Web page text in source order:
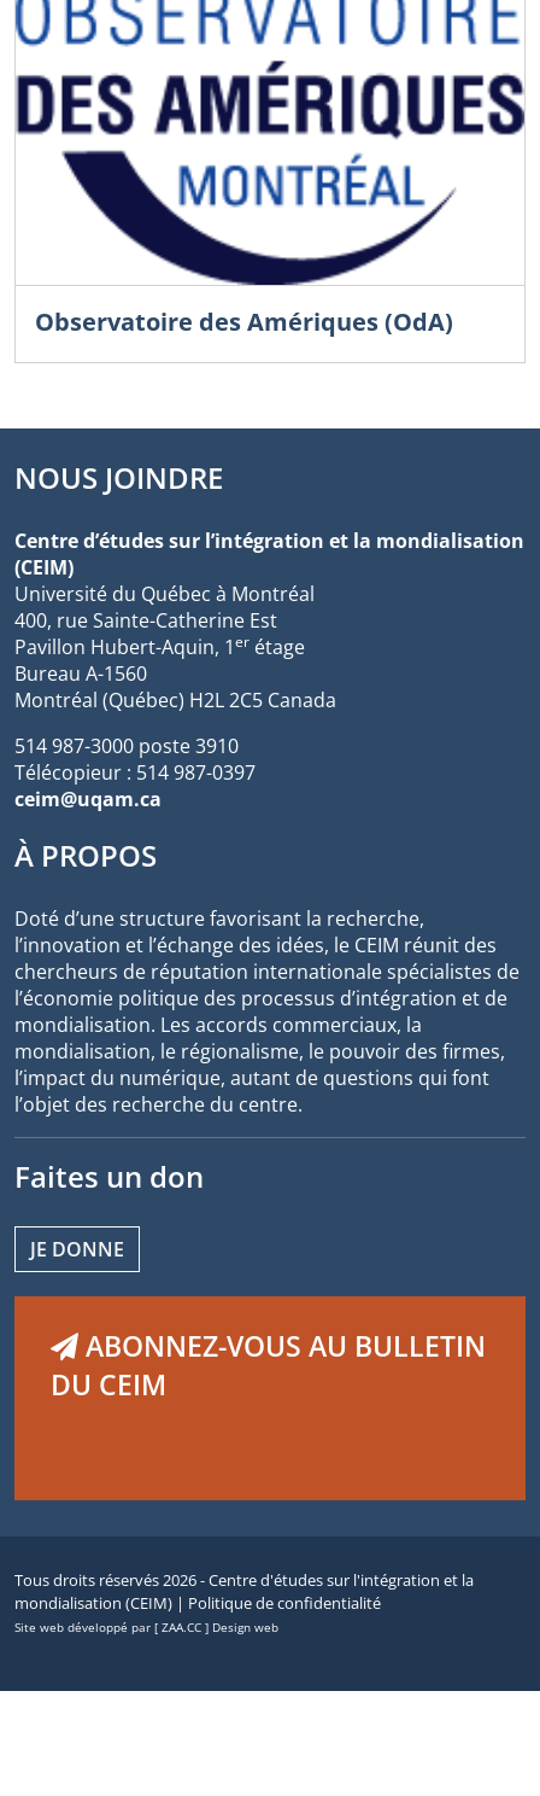
Observatoire des Amériques (OdA)
NOUS JOINDRE
Centre d’études sur l’intégration et la mondialisation
(CEIM)
Université du Québec à Montréal
400, rue Sainte-Catherine Est
Pavillon Hubert-Aquin, 1er étage
Bureau A-1560
Montréal (Québec) H2L 2C5 Canada
514 987-3000 poste 3910
Télécopieur : 514 987-0397
ceim@uqam.ca
À PROPOS
Doté d’une structure favorisant la recherche,
l’innovation et l’échange des idées, le CEIM réunit des
chercheurs de réputation internationale spécialistes de
l’économie politique des processus d’intégration et de
mondialisation. Les accords commerciaux, la
mondialisation, le régionalisme, le pouvoir des firmes,
l’impact du numérique, autant de questions qui font
l’objet des recherche du centre.
Faites un don
JE DONNE
ABONNEZ-VOUS AU BULLETIN
DU CEIM
Tous droits réservés 2026 - Centre d'études sur l'intégration et la
mondialisation (CEIM) | Politique de confidentialité
Site web développé par [ ZAA.CC ] Design web